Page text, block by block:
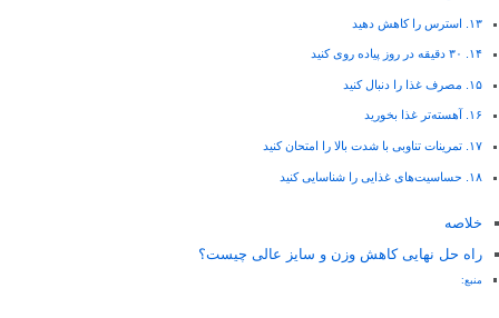
۱۳. استرس را کاهش دهید
۱۴. ۳۰ دقیقه در روز پیاده روی کنید
۱۵. مصرف غذا را دنبال کنید
۱۶. آهسته‌تر غذا بخورید
۱۷. تمرینات تناوبی با شدت بالا را امتحان کنید
۱۸. حساسیت‌های غذایی را شناسایی کنید
خلاصه
راه حل نهایی کاهش وزن و سایز عالی چیست؟
منبع: